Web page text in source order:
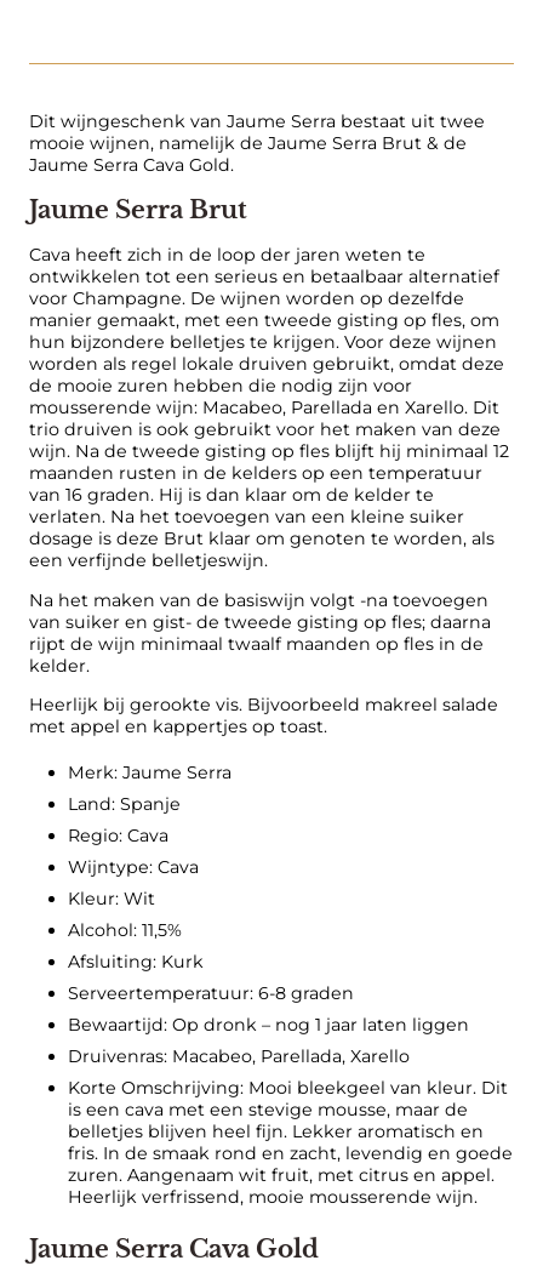
e
k
J
a
m
e
S
e
r
r
a
a
a
n
t
a
l
Beschrijving
Dit wijngeschenk van Jaume Serra bestaat uit twee
mooie wijnen, namelijk de Jaume Serra Brut & de
Jaume Serra Cava Gold.
Jaume Serra Brut
Cava heeft zich in de loop der jaren weten te
ontwikkelen tot een serieus en betaalbaar alternatief
voor Champagne. De wijnen worden op dezelfde
manier gemaakt, met een tweede gisting op fles, om
hun bijzondere belletjes te krijgen. Voor deze wijnen
worden als regel lokale druiven gebruikt, omdat deze
de mooie zuren hebben die nodig zijn voor
mousserende wijn: Macabeo, Parellada en Xarello. Dit
trio druiven is ook gebruikt voor het maken van deze
wijn. Na de tweede gisting op fles blijft hij minimaal 12
maanden rusten in de kelders op een temperatuur
van 16 graden. Hij is dan klaar om de kelder te
verlaten. Na het toevoegen van een kleine suiker
dosage is deze Brut klaar om genoten te worden, als
een verfijnde belletjeswijn.
Na het maken van de basiswijn volgt -na toevoegen
van suiker en gist- de tweede gisting op fles; daarna
rijpt de wijn minimaal twaalf maanden op fles in de
kelder.
Heerlijk bij gerookte vis. Bijvoorbeeld makreel salade
met appel en kappertjes op toast.
Merk: Jaume Serra
Land: Spanje
Regio: Cava
Wijntype: Cava
Kleur: Wit
Alcohol: 11,5%
Afsluiting: Kurk
Serveertemperatuur: 6-8 graden
Bewaartijd: Op dronk – nog 1 jaar laten liggen
Druivenras: Macabeo, Parellada, Xarello
Korte Omschrijving: Mooi bleekgeel van kleur. Dit
is een cava met een stevige mousse, maar de
belletjes blijven heel fijn. Lekker aromatisch en
fris. In de smaak rond en zacht, levendig en goede
zuren. Aangenaam wit fruit, met citrus en appel.
Heerlijk verfrissend, mooie mousserende wijn.
Jaume Serra Cava Gold